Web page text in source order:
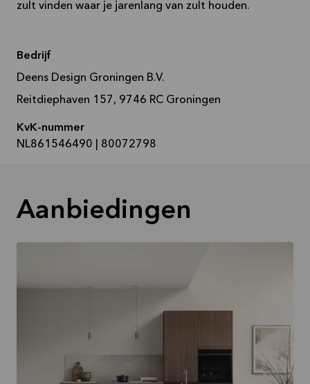
zult vinden waar je jarenlang van zult houden.
Bedrijf
Deens Design Groningen B.V.
Reitdiephaven 157, 9746 RC Groningen
KvK-nummer
NL861546490 | 80072798
Aanbiedingen